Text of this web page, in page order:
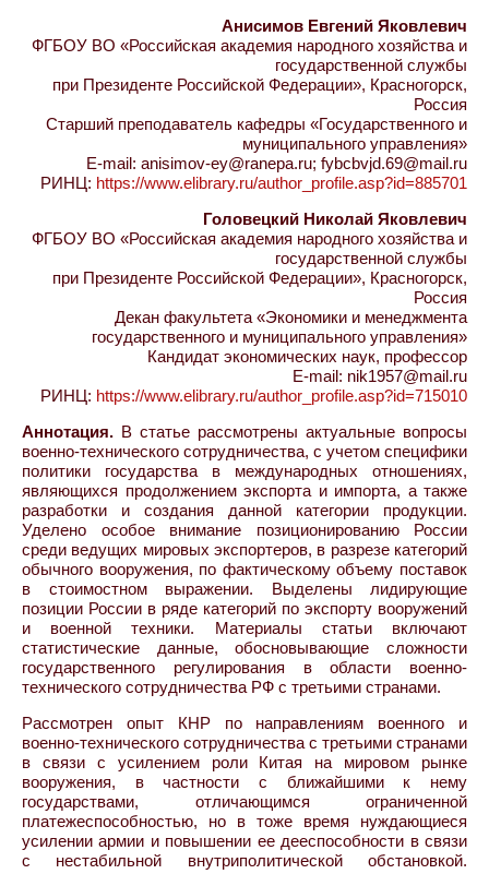
Анисимов Евгений Яковлевич
ФГБОУ ВО «Российская академия народного хозяйства и
государственной службы
при Президенте Российской Федерации», Красногорск,
Россия
Старший преподаватель кафедры «Государственного и
муниципального управления»
E-mail: anisimov-ey@ranepa.ru; fybcbvjd.69@mail.ru
РИНЦ: https://www.elibrary.ru/author_profile.asp?id=885701
Головецкий Николай Яковлевич
ФГБОУ ВО «Российская академия народного хозяйства и
государственной службы
при Президенте Российской Федерации», Красногорск,
Россия
Декан факультета «Экономики и менеджмента
государственного и муниципального управления»
Кандидат экономических наук, профессор
E-mail: nik1957@mail.ru
РИНЦ: https://www.elibrary.ru/author_profile.asp?id=715010
Аннотация. В статье рассмотрены актуальные вопросы
военно-технического сотрудничества, с учетом специфики
политики государства в международных отношениях,
являющихся продолжением экспорта и импорта, а также
разработки и создания данной категории продукции.
Уделено особое внимание позиционированию России
среди ведущих мировых экспортеров, в разрезе категорий
обычного вооружения, по фактическому объему поставок
в стоимостном выражении. Выделены лидирующие
позиции России в ряде категорий по экспорту вооружений
и военной техники. Материалы статьи включают
статистические данные, обосновывающие сложности
государственного регулирования в области военно-
технического сотрудничества РФ с третьими странами.
Рассмотрен опыт КНР по направлениям военного и
военно-технического сотрудничества с третьими странами
в связи с усилением роли Китая на мировом рынке
вооружения, в частности с ближайшими к нему
государствами, отличающимся ограниченной
платежеспособностью, но в тоже время нуждающиеся
усилении армии и повышении ее дееспособности в связи
с нестабильной внутриполитической обстановкой.